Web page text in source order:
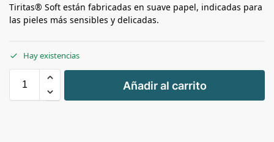
Tiritas® Soft están fabricadas en suave papel, indicadas para
las pieles más sensibles y delicadas.
Hay existencias
+
-
Añadir al carrito